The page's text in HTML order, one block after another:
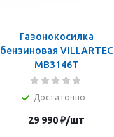
Газонокосилка
бензиновая VILLARTEC
MB3146T
Достаточно
29 990₽/шт